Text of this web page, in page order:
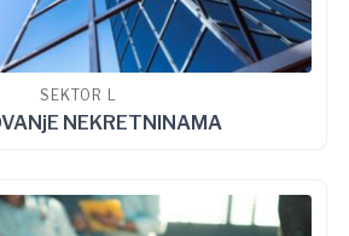
SEKTOR L
NEKRETNINAMA